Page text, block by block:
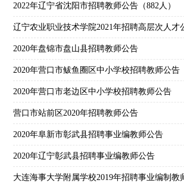
2022年辽宁省沈阳市招聘教师公告（882人）
辽宁农业职业技术学院2021年招聘高层次人才
2020年盘锦市盘山县招聘教师公告
2020年营口市鲅鱼圈区中小学校招聘教师公告
2020年营口市老边区中小学校招聘教师公告
营口市站前区2020年招聘教师公告
2020年阜新市彰武县招聘事业编教师公告
2020年辽宁彰武县招聘事业编教师公告
大连海事大学附属学校2019年招聘事业编制教